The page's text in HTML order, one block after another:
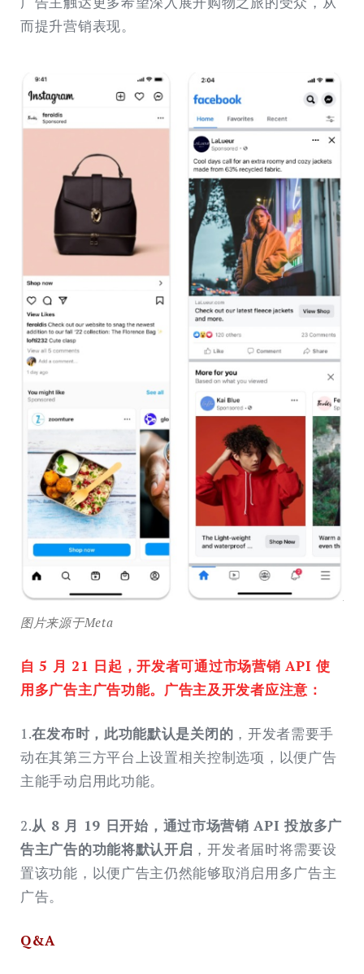
而提升营销表现。
图片来源于Meta
自 5 月 21 日起，开发者可通过市场营销 API 使
用多广告主广告功能。广告主及开发者应注意：
1.在发布时，此功能默认是关闭的 ，开发者需要手
动在其第三方平台上设置相关控制选项，以便广告
主能手动启用此功能。
2.从 8 月 19 日开始，通过市场营销 API 投放多广
告主广告的功能将默认开启 ，开发者届时将需要设
置该功能，以便广告主仍然能够取消启用多广告主
广告。
Q&A